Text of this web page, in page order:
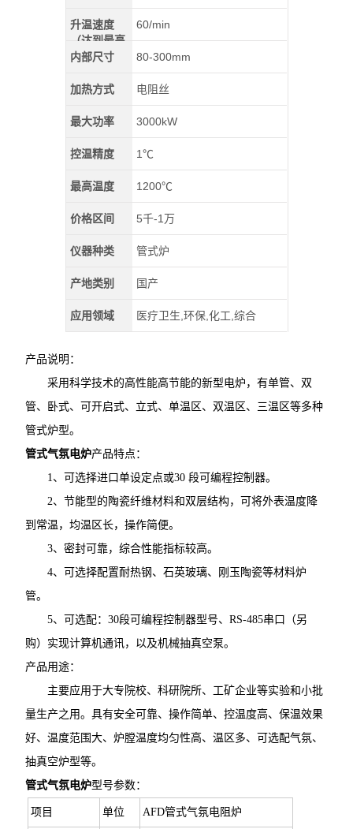
升温速度
（达到最高
温）
60/min
内部尺寸 80-300mm
加热方式 电阻丝
最大功率 3000kW
控温精度 1℃
最高温度 1200℃
价格区间 5千-1万
仪器种类 管式炉
产地类别 国产
应用领域 医疗卫生,环保,化工,综合
产品说明：
采用科学技术的高性能高节能的新型电炉，有单管、双
管、卧式、可开启式、立式、单温区、双温区、三温区等多种
管式炉型。
管式气氛电炉产品特点：
1、可选择进口单设定点或30 段可编程控制器。
2、节能型的陶瓷纤维材料和双层结构，可将外表温度降
到常温，均温区长，操作简便。
3、密封可靠，综合性能指标较高。
4、可选择配置耐热钢、石英玻璃、刚玉陶瓷等材料炉
管。
5、可选配：30段可编程控制器型号、RS-485串口（另
购）实现计算机通讯，以及机械抽真空泵。
产品用途：
主要应用于大专院校、科研院所、工矿企业等实验和小批
量生产之用。具有安全可靠、操作简单、控温度高、保温效果
好、温度范围大、炉膛温度均匀性高、温区多、可选配气氛、
抽真空炉型等。
管式气氛电炉型号参数：
项目 单位 AFD管式气氛电阻炉